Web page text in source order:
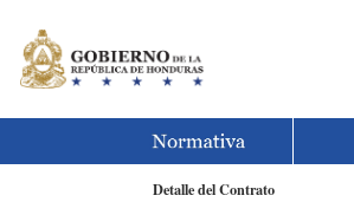
Detalle del Contrato